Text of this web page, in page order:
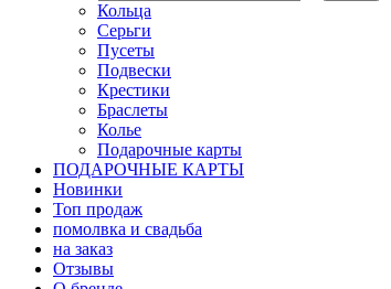
Кольца
Серьги
Пусеты
Подвески
Крестики
Браслеты
Колье
Подарочные карты
ПОДАРОЧНЫЕ КАРТЫ
Новинки
Топ продаж
помолвка и свадьба
на заказ
Отзывы